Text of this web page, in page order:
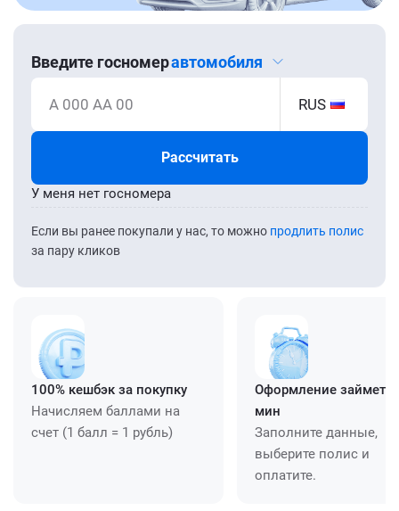
Введите госномеравтомобиля
А 000 АА 00 RUS
Рассчитать
Если вы ранее покупали у нас, то можно продлить полис
за пару кликов
У меня нет госномера
100% кешбэк за покупку
Начисляем баллами на
счет (1 балл = 1 рубль)
Оформление займет
мин
Заполните данные,
выберите полис и
оплатите.